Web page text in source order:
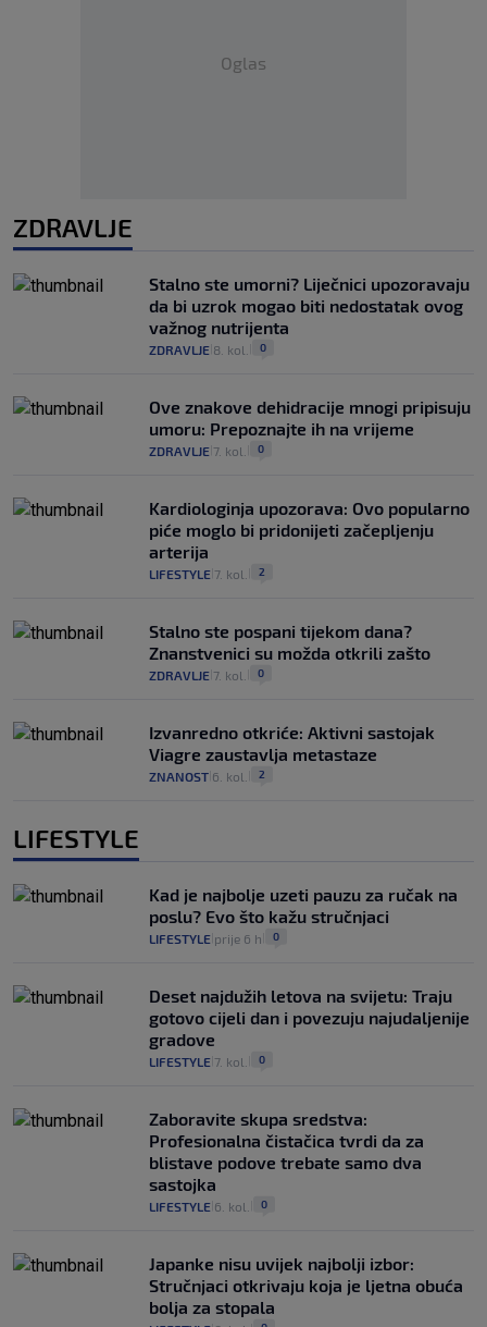
Oglas
ZDRAVLJE
Stalno ste umorni? Liječnici upozoravaju
da bi uzrok mogao biti nedostatak ovog
važnog nutrijenta
ZDRAVLJE 8. kol. 0
Ove znakove dehidracije mnogi pripisuju
umoru: Prepoznajte ih na vrijeme
ZDRAVLJE 7. kol. 0
Kardiologinja upozorava: Ovo popularno
piće moglo bi pridonijeti začepljenju
arterija
LIFESTYLE 7. kol. 2
Stalno ste pospani tijekom dana?
Znanstvenici su možda otkrili zašto
ZDRAVLJE 7. kol. 0
Izvanredno otkriće: Aktivni sastojak
Viagre zaustavlja metastaze
ZNANOST 6. kol. 2
LIFESTYLE
Kad je najbolje uzeti pauzu za ručak na
poslu? Evo što kažu stručnjaci
LIFESTYLE prije 6 h 0
Deset najdužih letova na svijetu: Traju
gotovo cijeli dan i povezuju najudaljenije
gradove
LIFESTYLE 7. kol. 0
Zaboravite skupa sredstva:
Profesionalna čistačica tvrdi da za
blistave podove trebate samo dva
sastojka
LIFESTYLE 6. kol. 0
Japanke nisu uvijek najbolji izbor:
Stručnjaci otkrivaju koja je ljetna obuća
bolja za stopala